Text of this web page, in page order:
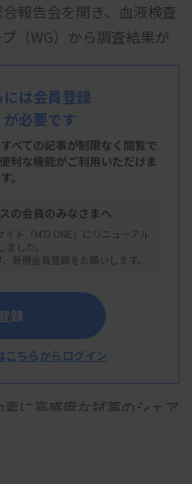
報告会を開き、血液検査
（WG）から調査結果が
低値域試料（試料
や前々年度よりばらつき
D評価の施設数は31と多か
の混和が不十分な場合、
センター）は、内部精度
らず低値であった施設に
る可能性を考慮する」よ
INR
年と大きな変化はなかっ
アンチコアグラント
に高感度な試薬のシェア
は会員登録
が必要です
べての記事が制限なく閲覧で
利な機能がご利用いただけま
す。
の会員のみなさまへ
イト「MTJ ONE」にリニューアル
ました。
新規会員登録をお願いします。
録
こちらからログイン